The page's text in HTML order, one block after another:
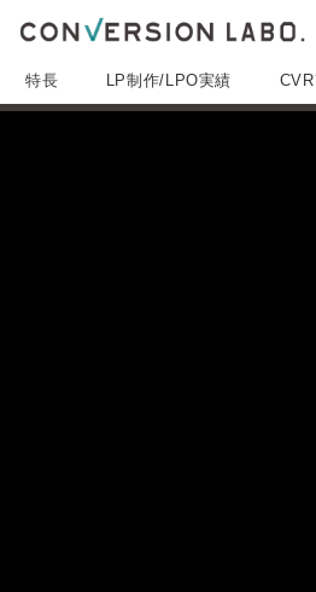
特長 LP制作/LPO実績